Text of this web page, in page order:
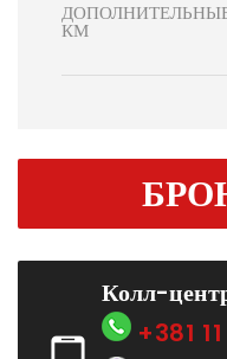
КМ
Колл-
+381